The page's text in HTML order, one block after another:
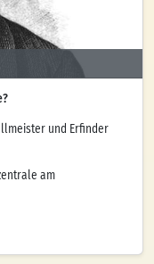
und Erfinder
am